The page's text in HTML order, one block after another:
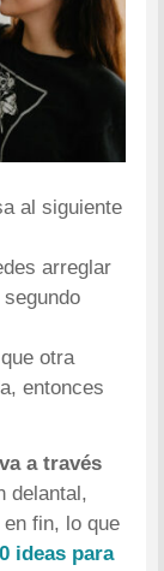
al siguiente
arreglar
otra
entonces
a través
delantal,
fin, lo que
ideas para